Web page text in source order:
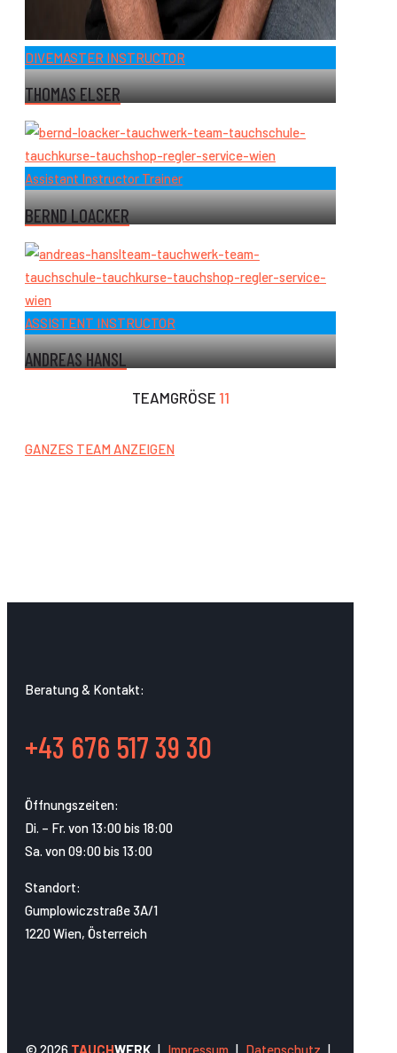
DIVEMASTER INSTRUCTOR
THOMAS ELSER
Assistant Instructor Trainer
BERND LOACKER
ASSISTENT INSTRUCTOR
ANDREAS HANSL
TEAMGRÖSE 11
GANZES TEAM ANZEIGEN
Beratung & Kontakt:
+43 676 517 39 30
Öffnungszeiten:
Di. – Fr. von 13:00 bis 18:00
Sa. von 09:00 bis 13:00
Standort:
Gumplowiczstraße 3A/1
1220 Wien, Österreich
© 2026 TAUCHWERK | Impressum | Datenschutz |